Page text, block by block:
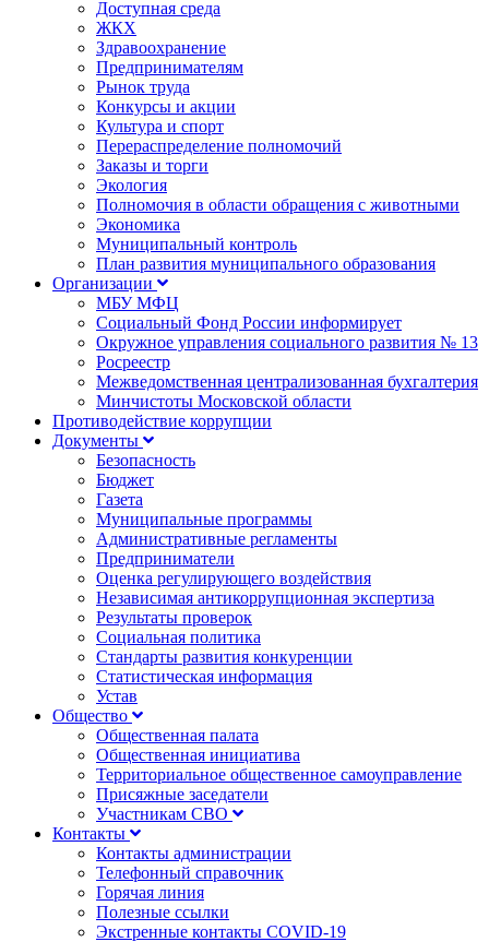
Доступная среда
ЖКХ
Здравоохранение
Предпринимателям
Рынок труда
Конкурсы и акции
Культура и спорт
Перераспределение полномочий
Заказы и торги
Экология
Полномочия в области обращения с животными
Экономика
Муниципальный контроль
План развития муниципального образования
Организации
МБУ МФЦ
Социальный Фонд России информирует
Окружное управления социального развития № 13
Росреестр
Межведомственная централизованная бухгалтерия
Минчистоты Московской области
Противодействие коррупции
Документы
Безопасность
Бюджет
Газета
Муниципальные программы
Административные регламенты
Предприниматели
Оценка регулирующего воздействия
Независимая антикоррупционная экспертиза
Результаты проверок
Социальная политика
Стандарты развития конкуренции
Статистическая информация
Устав
Общество
Общественная палата
Общественная инициатива
Территориальное общественное самоуправление
Присяжные заседатели
Участникам СВО
Контакты
Контакты администрации
Телефонный справочник
Горячая линия
Полезные ссылки
Экстренные контакты COVID-19